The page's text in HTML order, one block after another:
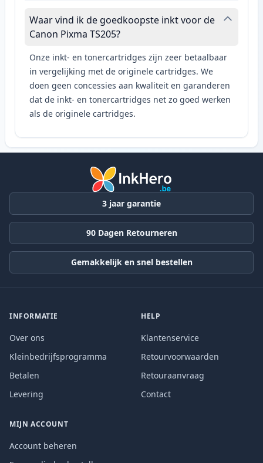
Waar vind ik de goedkoopste inkt voor de
Canon Pixma TS205?
Onze inkt- en tonercartridges zijn zeer betaalbaar
in vergelijking met de originele cartridges. We
doen geen concessies aan kwaliteit en garanderen
dat de inkt- en tonercartridges net zo goed werken
als de originele cartridges.
3 jaar garantie
90 Dagen Retourneren
Gemakkelijk en snel bestellen
INFORMATIE
Over ons
Kleinbedrijfsprogramma
Betalen
Levering
HELP
Klantenservice
Retourvoorwaarden
Retouraanvraag
Contact
MIJN ACCOUNT
Account beheren